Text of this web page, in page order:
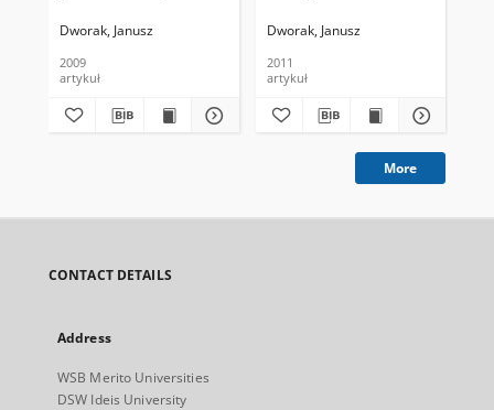
Dworak, Janusz
2009
artykuł
społecznego
Dworak, Janusz
2011
artykuł
More
CONTACT DETAILS
Address
WSB Merito Universities
DSW Ideis University